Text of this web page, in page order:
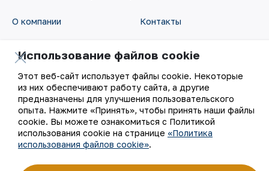
О компании
Наша деятельность
Устойчивое развитие
Инвесторам
Пресс-центр
Карьера
Контакты
Карта сайта
Условия использования
Использование файлов
cookie
Открытые данные
Использование файлов cookie
Этот веб-сайт использует файлы cookie. Некоторые
из них обеспечивают работу сайта, а другие
предназначены для улучшения пользовательского
опыта. Нажмите «Принять», чтобы принять наши файлы
cookie. Вы можете ознакомиться с Политикой
использования cookie на странице «Политика
использования файлов cookie».